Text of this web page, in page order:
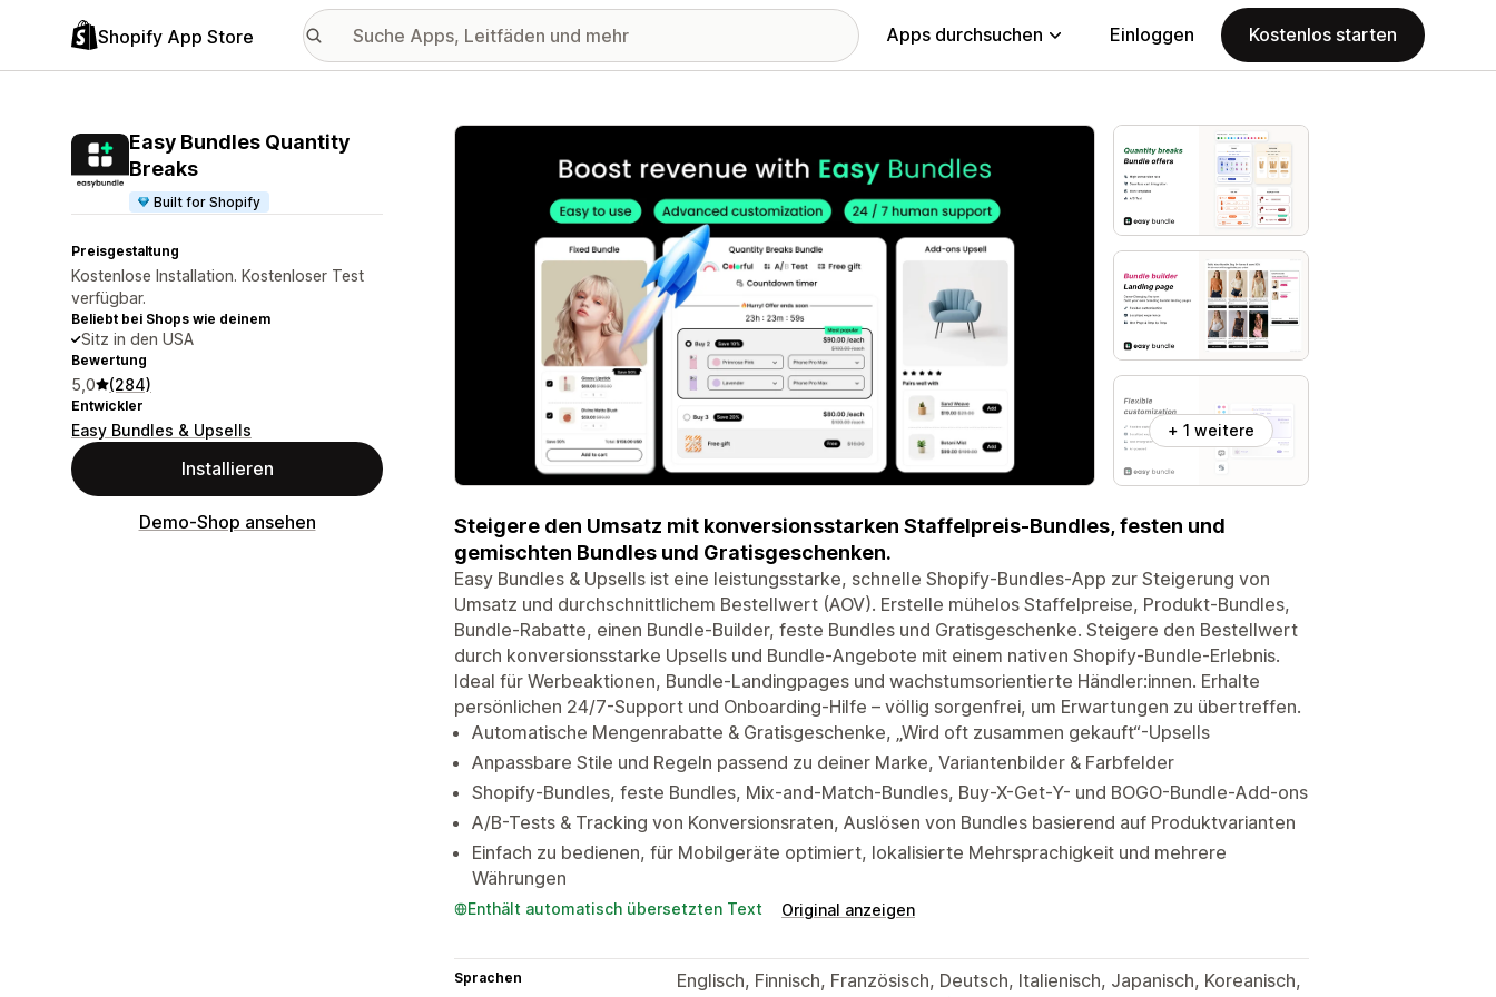
Shopify App Store Apps durchsuchen Einloggen Kostenlos starten
Easy Bundles Quantity
Breaks
Built for Shopify
Preisgestaltung
Kostenlose Installation. Kostenloser Test
verfügbar.
Beliebt bei Shops wie deinem
Sitz in den USA
Bewertung
5,0 (284)
Entwickler
Easy Bundles & Upsells
Installieren
Demo-Shop ansehen
Vorgestellte Bildergalerie
+ 1 weitere
Steigere den Umsatz mit konversionsstarken Staffelpreis-Bundles, festen und
gemischten Bundles und Gratisgeschenken.
Easy Bundles & Upsells ist eine leistungsstarke, schnelle Shopify-Bundles-App zur Steigerung von
Umsatz und durchschnittlichem Bestellwert (AOV). Erstelle mühelos Staffelpreise, Produkt-Bundles,
Bundle-Rabatte, einen Bundle-Builder, feste Bundles und Gratisgeschenke. Steigere den Bestellwert
durch konversionsstarke Upsells und Bundle-Angebote mit einem nativen Shopify-Bundle-Erlebnis.
Ideal für Werbeaktionen, Bundle-Landingpages und wachstumsorientierte Händler:innen. Erhalte
persönlichen 24/7-Support und Onboarding-Hilfe – völlig sorgenfrei, um Erwartungen zu übertreffen.
Automatische Mengenrabatte & Gratisgeschenke, „Wird oft zusammen gekauft“-Upsells
Anpassbare Stile und Regeln passend zu deiner Marke, Variantenbilder & Farbfelder
Shopify-Bundles, feste Bundles, Mix-and-Match-Bundles, Buy-X-Get-Y- und BOGO-Bundle-Add-ons
A/B-Tests & Tracking von Konversionsraten, Auslösen von Bundles basierend auf Produktvarianten
Einfach zu bedienen, für Mobilgeräte optimiert, lokalisierte Mehrsprachigkeit und mehrere
Währungen
Enthält automatisch übersetzten Text Original anzeigen
Sprachen
Englisch, Finnisch, Französisch, Deutsch, Italienisch, Japanisch, Koreanisch,